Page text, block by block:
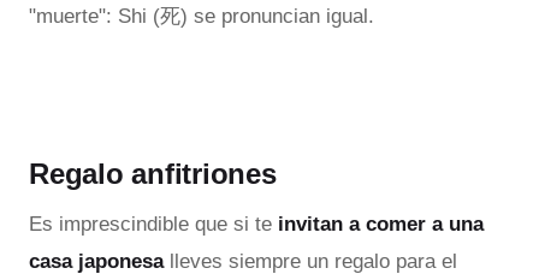
"muerte": Shi (死) se pronuncian igual.
Regalo anfitriones
Es imprescindible que si te invitan a comer a una
casa japonesa lleves siempre un regalo para el